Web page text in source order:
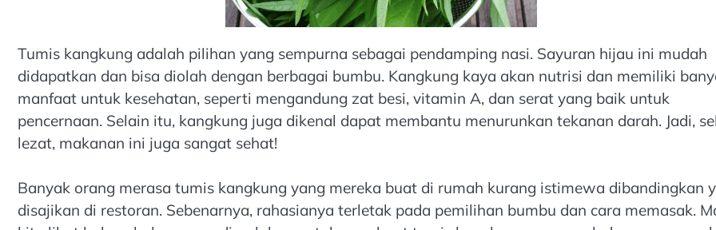
Tumis kangkung adalah pilihan yang sempurna sebagai pendamping nasi. Sayuran hijau ini mudah
didapatkan dan bisa diolah dengan berbagai bumbu. Kangkung kaya akan nutrisi dan memiliki
manfaat untuk kesehatan, seperti mengandung zat besi, vitamin A, dan serat yang baik untuk
pencernaan. Selain itu, kangkung juga dikenal dapat membantu menurunkan tekanan darah. Jadi,
lezat, makanan ini juga sangat sehat!
Banyak orang merasa tumis kangkung yang mereka buat di rumah kurang istimewa dibandingkan
disajikan di restoran. Sebenarnya, rahasianya terletak pada pemilihan bumbu dan cara memasak.